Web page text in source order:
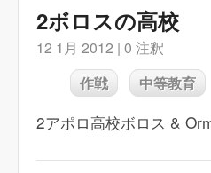
2ボロスの高校
12 1月 2012 | 0 注釈
作戦 中等教育
2アポロ高校ボロス &